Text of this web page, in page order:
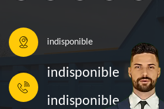
indisponible
indisponible
indisponible